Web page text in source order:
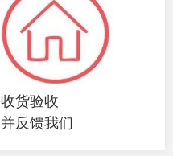
收货验收
并反馈我们